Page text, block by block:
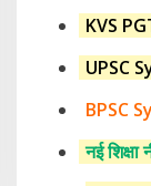
KVS
UPSC
BPSC
नई शिक्षा